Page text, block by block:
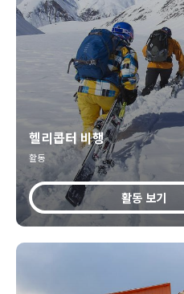
헬리콥터 비행
활동
활동 보기